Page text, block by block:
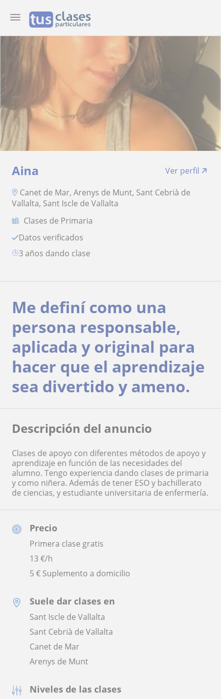
Aina
Ver perfil
Canet de Mar, Arenys de Munt, Sant Cebrià de
Vallalta, Sant Iscle de Vallalta
Clases de Primaria
Datos verificados
3 años dando clase
Precio
Primera clase gratis
13 €/h
5 € Suplemento a domicilio
Suele dar clases en
Sant Iscle de Vallalta
Sant Cebrià de Vallalta
Canet de Mar
Arenys de Munt
Niveles de las clases
Me definí como una
persona responsable,
aplicada y original para
hacer que el aprendizaje
sea divertido y ameno.
Descripción del anuncio
Clases de apoyo con diferentes métodos de apoyo y
aprendizaje en función de las necesidades del
alumno. Tengo experiencia dando clases de primaria
y como niñera. Además de tener ESO y bachillerato
de ciencias, y estudiante universitaria de enfermería.